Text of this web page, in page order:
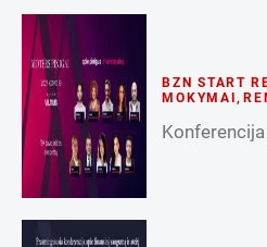
BZN START
MOKYMAI ,